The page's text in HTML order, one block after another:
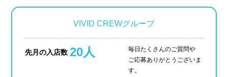
VIVID CREWグループ
先月の入店数 20人
毎日たくさんのご質問や
ご応募ありがとうございま
す。